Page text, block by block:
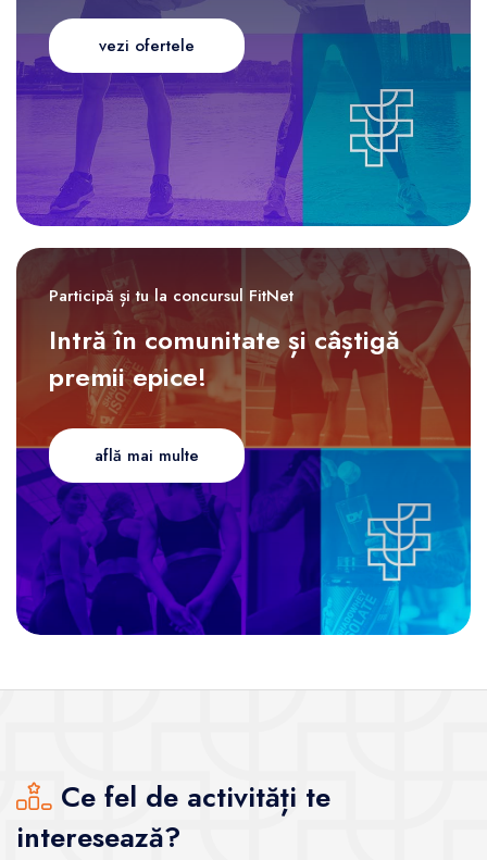
vezi ofertele
Participă și tu la concursul FitNet
Intră în comunitate și câștigă
premii epice!
află mai multe
Ce fel de activități te
interesează?